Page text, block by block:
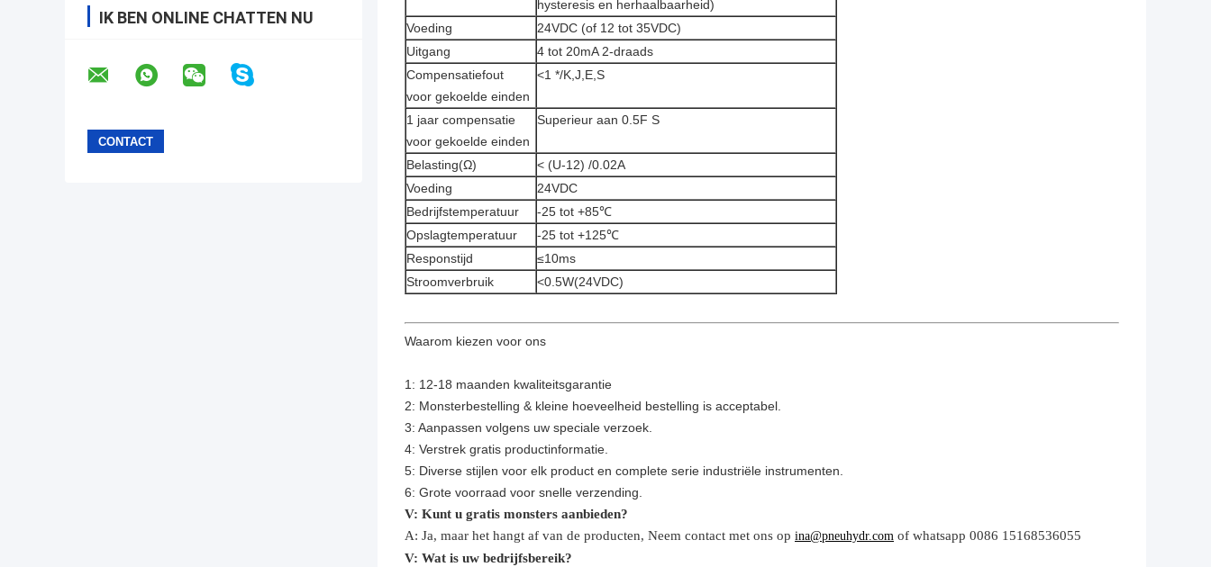
IK BEN ONLINE CHATTEN NU
hysteresis en herhaalbaarheid)
Voeding
24VDC (of 12 tot 35VDC)
Uitgang
4 tot 20mA 2-draads
Compensatiefout
voor gekoelde einden
<1 */K,J,E,S
1 jaar compensatie
voor gekoelde einden
Superieur aan 0.5F S
Belasting(Ω)
< (U-12) /0.02A
Voeding
24VDC
Bedrijfstemperatuur
-25 tot +85℃
Opslagtemperatuur
-25 tot +125℃
Responstijd
≤10ms
Stroomverbruik
<0.5W(24VDC)
Waarom kiezen voor ons
1: 12-18 maanden kwaliteitsgarantie
2: Monsterbestelling & kleine hoeveelheid bestelling is acceptabel.
3: Aanpassen volgens uw speciale verzoek.
4: Verstrek gratis productinformatie.
5: Diverse stijlen voor elk product en complete serie industriële instrumenten.
6: Grote voorraad voor snelle verzending.
V: Kunt u gratis monsters aanbieden?
A: Ja, maar het hangt af van de producten, Neem contact met ons op ina@pneuhydr.com of whatsapp 0086 15168536055
V: Wat is uw bedrijfsbereik?